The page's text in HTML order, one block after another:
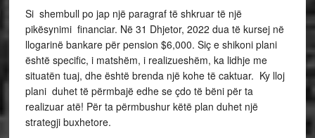
Si shembull po jap një paragraf të shkruar të një
pikësynimi financiar. Në 31 Dhjetor, 2022 dua të kursej në
llogarinë bankare për pension $6,000. Siç e shikoni plani
është specific, i matshëm, i realizueshëm, ka lidhje me
situatën tuaj, dhe është brenda një kohe të caktuar. Ky lloj
plani duhet të përmbajë edhe se çdo të bëni për ta
realizuar atë! Për ta përmbushur këtë plan duhet një
strategji buxhetore.